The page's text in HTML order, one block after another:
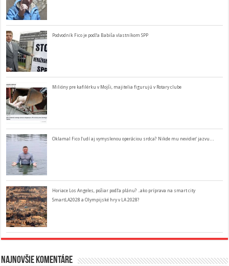
Podvodník Fico je podľa Babiša vlastníkom SPP
Milióny pre kafilérku v Mojši, majitelia figurujú v Rotary clube
Oklamal Fico ľudí aj vymyslenou operáciou srdca? Nikde mu nevidieť jazvu…
Horiace Los Angeles, požiar podľa plánu? ..ako príprava na smart city
SmartLA2028 a Olympijské hry v LA 2028?
Najnovšie komentáre